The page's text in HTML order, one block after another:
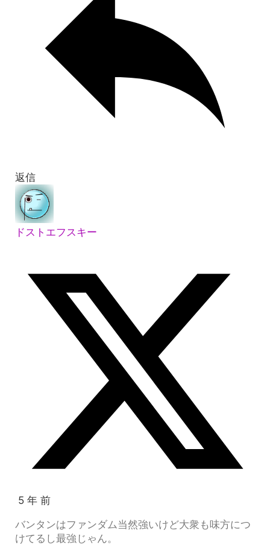
返信
ドストエフスキー
5 年 前
バンタンはファンダム当然強いけど大衆も味方につ
けてるし最強じゃん。